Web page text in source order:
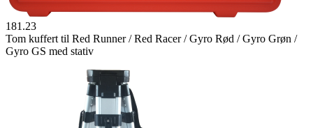
181.23
Tom kuffert til Red Runner / Red Racer / Gyro Rød / Gyro Grøn /
Gyro GS med stativ